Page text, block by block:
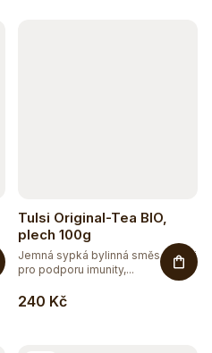
Tulsi Original-Tea BIO,
plech 100g
240 Kč
Jemná sypká bylinná směs s Tulsi
pro podporu imunity,...